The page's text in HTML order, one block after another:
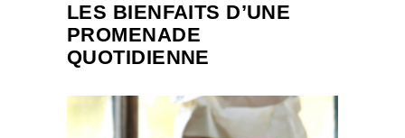
LES BIENFAITS D’UNE
PROMENADE
QUOTIDIENNE